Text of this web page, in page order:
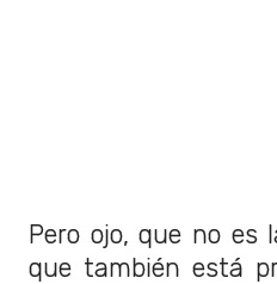
Pero ojo, que no es
que también está